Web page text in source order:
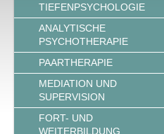
TIEFENPSYCHOLOGIE
ANALYTISCHE
PSYCHOTHERAPIE
PAARTHERAPIE
MEDIATION UND
SUPERVISION
FORT- UND
WEITERBILDUNG